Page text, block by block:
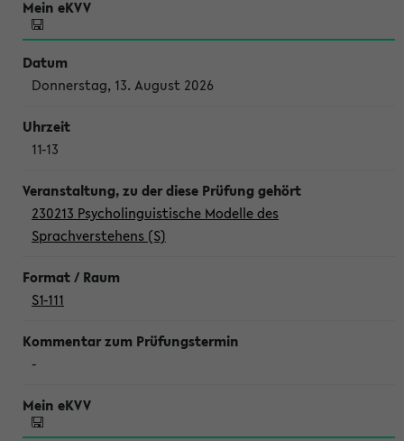
Donnerstag, 13. August 2026
11-13
230213 Psycholinguistische Modelle des
Sprachverstehens (S)
S1-111
-